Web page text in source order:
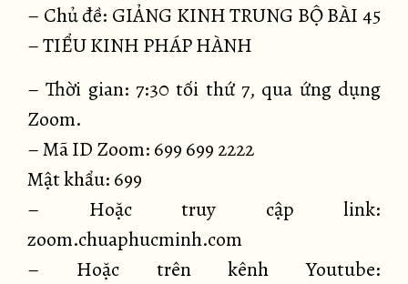
– Chủ đề: GIẢNG KINH TRUNG BỘ BÀI 45
– TIỂU KINH PHÁP HÀNH
– Thời gian: 7:30 tối thứ 7, qua ứng dụng
Zoom.
– Mã ID Zoom: 699 699 2222
Mật khẩu: 699
– Hoặc truy cập link:
zoom.chuaphucminh.com
– Hoặc trên kênh Youtube: